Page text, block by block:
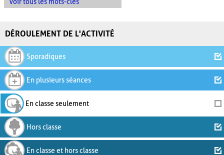
DÉROULEMENT DE L'ACTIVITÉ
Sporadiques
En plusieurs séances
En classe seulement
Hors classe
En classe et hors classe